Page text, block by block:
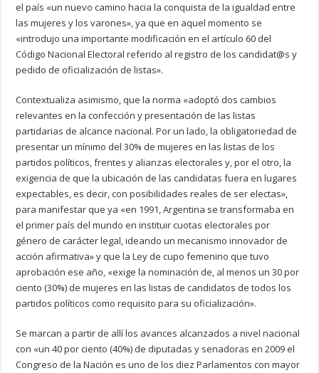
el país «un nuevo camino hacia la conquista de la igualdad entre
las mujeres y los varones», ya que en aquel momento se
«introdujo una importante modificación en el artículo 60 del
Código Nacional Electoral referido al registro de los candidat@s y
pedido de oficialización de listas».
Contextualiza asimismo, que la norma «adoptó dos cambios
relevantes en la confección y presentación de las listas
partidarias de alcance nacional. Por un lado, la obligatoriedad de
presentar un mínimo del 30% de mujeres en las listas de los
partidos políticos, frentes y alianzas electorales y, por el otro, la
exigencia de que la ubicación de las candidatas fuera en lugares
expectables, es decir, con posibilidades reales de ser electas»,
para manifestar que ya «en 1991, Argentina se transformaba en
el primer país del mundo en instituir cuotas electorales por
género de carácter legal, ideando un mecanismo innovador de
acción afirmativa» y que la Ley de cupo femenino que tuvo
aprobación ese año, «exige la nominación de, al menos un 30 por
ciento (30%) de mujeres en las listas de candidatos de todos los
partidos políticos como requisito para su oficialización».
Se marcan a partir de allí los avances alcanzados a nivel nacional
con «un 40 por ciento (40%) de diputadas y senadoras en 2009 el
Congreso de la Nación es uno de los diez Parlamentos con mayor